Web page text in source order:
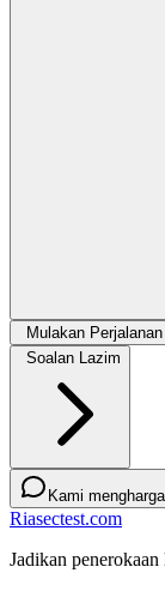
Mulakan
Soalan Lazim
Kami
Riasectest.com
Jadikan